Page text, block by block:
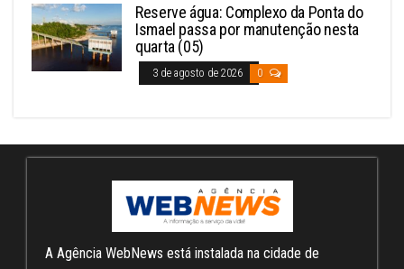
Reserve água: Complexo da Ponta do
Ismael passa por manutenção nesta
quarta (05)
3 de agosto de 2026 0
A Agência WebNews está instalada na cidade de